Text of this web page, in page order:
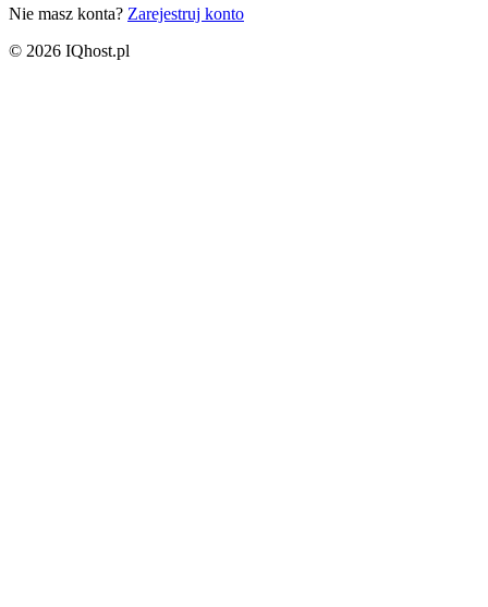
Nie masz konta? Zarejestruj konto
© 2026 IQhost.pl